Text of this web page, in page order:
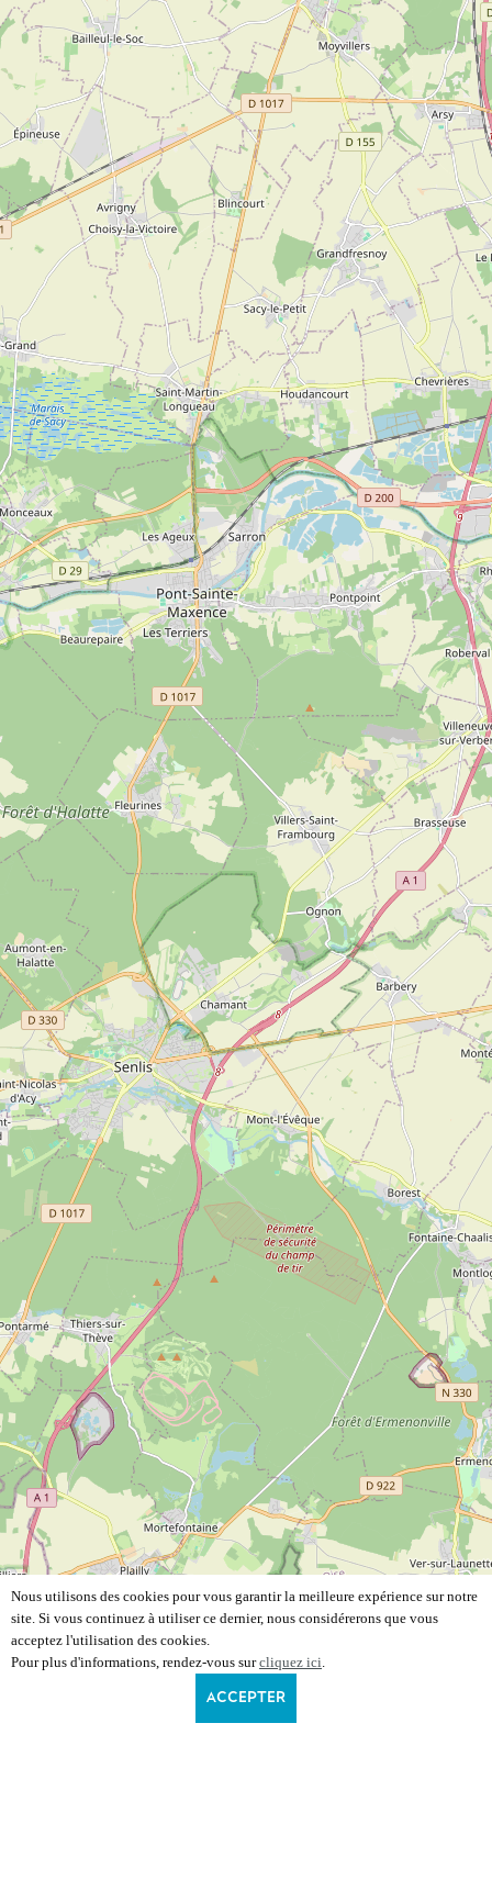
Nous utilisons des cookies pour vous garantir la meilleure expérience sur notre
site. Si vous continuez à utiliser ce dernier, nous considérerons que vous
acceptez l'utilisation des cookies.
Pour plus d'informations, rendez-vous surcliquez ici.
ACCEPTER